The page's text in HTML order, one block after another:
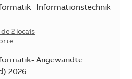
Informationstechnik
2 locais
Angewandte
2026